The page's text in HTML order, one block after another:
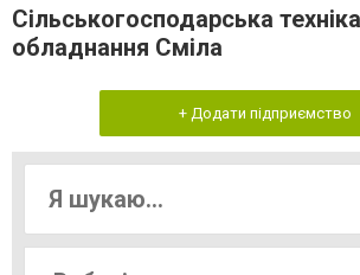
Сільськогосподарська
обладнання Сміла
+ Додати підприємство